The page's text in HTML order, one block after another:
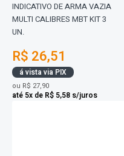
INDICATIVO DE ARMA VAZIA
MULTI CALIBRES MBT KIT 3
UN.
R$ 26,51
á vista via PIX
ou R$ 27,90
até 5x de R$ 5,58 s/juros